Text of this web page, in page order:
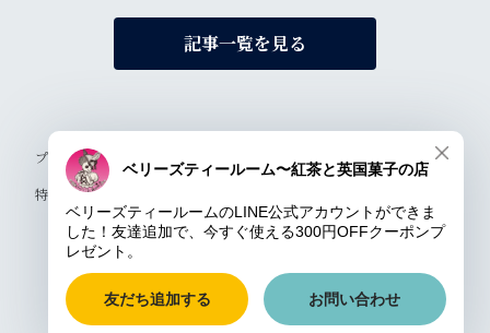
記事一覧を見る
プライバシーポリシー
特定商取引法に基づく表記
© ベリーズティールーム［公式オンラインストア］
Powered by